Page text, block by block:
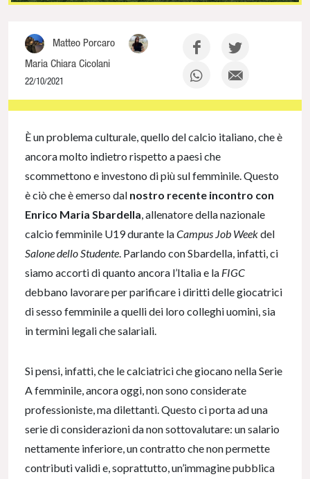
Matteo Porcaro
Maria Chiara Cicolani
22/10/2021
NaN% Complete
È un problema culturale, quello del calcio italiano, che è
ancora molto indietro rispetto a paesi che
scommettono e investono di più sul femminile. Questo
è ciò che è emerso dal nostro recente incontro con
Enrico Maria Sbardella, allenatore della nazionale
calcio femminile U19 durante laCampus Job Weekdel
Salone dello Studente. Parlando con Sbardella, infatti, ci
siamo accorti di quanto ancora l’Italia e la FIGC
debbano lavorare per parificare i diritti delle giocatrici
di sesso femminile a quelli dei loro colleghi uomini, sia
in termini legali che salariali.
Si pensi, infatti, che le calciatrici che giocano nella Serie
A femminile, ancora oggi, non sono considerate
professioniste, ma dilettanti. Questo ci porta ad una
serie di considerazioni da non sottovalutare: un salario
nettamente inferiore, un contratto che non permette
contributi validi e, soprattutto, un’immagine pubblica